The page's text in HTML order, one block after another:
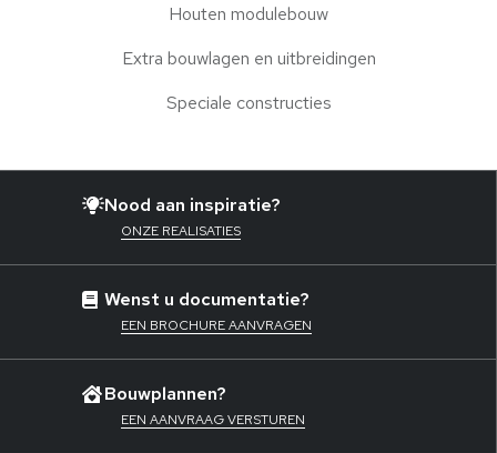
Houten modulebouw
Extra bouwlagen en uitbreidingen
Speciale constructies
Nood aan inspiratie?
ONZE REALISATIES
Wenst u documentatie?
EEN BROCHURE AANVRAGEN
Bouwplannen?
EEN AANVRAAG VERSTUREN